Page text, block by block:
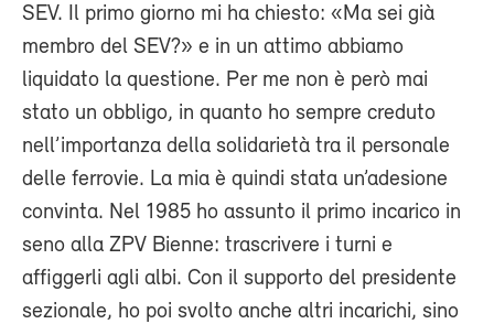
SEV. Il primo giorno mi ha chiesto: «Ma sei già
membro del SEV?» e in un attimo abbiamo
liquidato la questione. Per me non è però mai
stato un obbligo, in quanto ho sempre creduto
nell’importanza della solidarietà tra il personale
delle ferrovie. La mia è quindi stata un’adesione
convinta. Nel 1985 ho assunto il primo incarico in
seno alla ZPV Bienne: trascrivere i turni e
affiggerli agli albi. Con il supporto del presidente
sezionale, ho poi svolto anche altri incarichi, sino